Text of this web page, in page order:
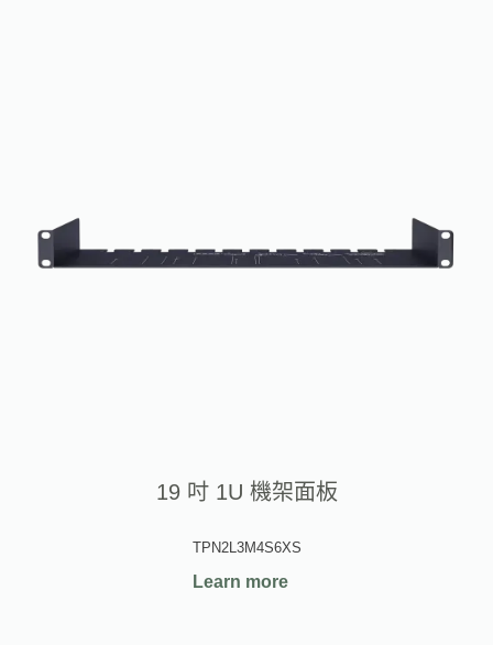
19 吋 1U 機架面板
TPN2L3M4S6XS
Learn more